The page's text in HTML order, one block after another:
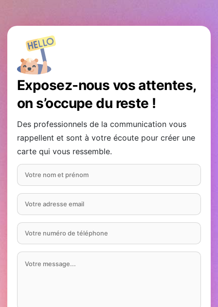
Exposez-nous vos attentes,
on s’occupe du reste !
Des professionnels de la communication vous
rappellent et sont à votre écoute pour créer une
carte qui vous ressemble.